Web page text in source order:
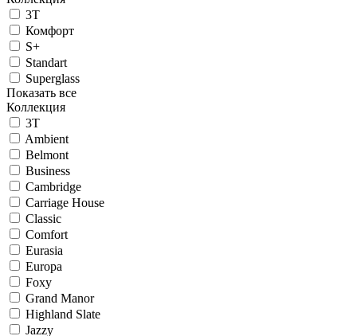
3T
Комфорт
S+
Standart
Superglass
Показать все
Коллекция
3T
Ambient
Belmont
Business
Cambridge
Carriage House
Classic
Comfort
Eurasia
Europa
Foxy
Grand Manor
Highland Slate
Jazzy